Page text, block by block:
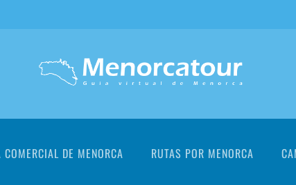
DE MENORCA RUTAS POR MENORCA